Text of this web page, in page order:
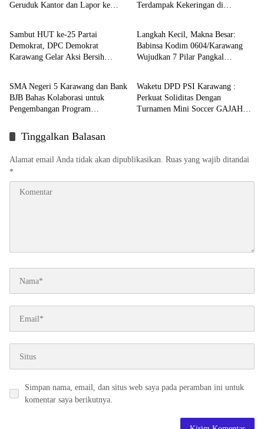
Geruduk Kantor dan Lapor ke
Terdampak Kekeringan di
Berita
Sambut HUT ke-25 Partai
Demokrat, DPC Demokrat
Karawang Gelar Aksi Bersih
Berita
Langkah Kecil, Makna Besar:
Babinsa Kodim 0604/Karawang
Wujudkan 7 Pilar Pangkal
Berita
SMA Negeri 5 Karawang dan Bank
BJB Bahas Kolaborasi untuk
Pengembangan Program
Berita
Waketu DPD PSI Karawang :
Perkuat Soliditas Dengan
Turnamen Mini Soccer GAJAH
Tinggalkan Balasan
Alamat email Anda tidak akan dipublikasikan. Ruas yang wajib ditandai
*
Simpan nama, email, dan situs web saya pada peramban ini untuk
komentar saya berikutnya.